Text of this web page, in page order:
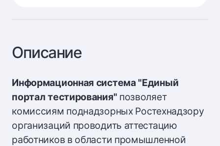
Описание
Информационная система "Единый
портал тестирования" позволяет
комиссиям поднадзорных Ростехнадзору
организаций проводить аттестацию
работников в области промышленной